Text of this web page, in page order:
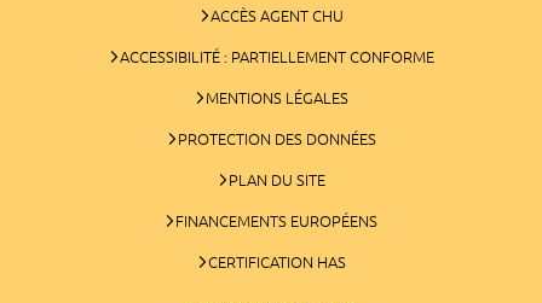
ACCÈS AGENT CHU
ACCESSIBILITÉ : PARTIELLEMENT CONFORME
MENTIONS LÉGALES
PROTECTION DES DONNÉES
PLAN DU SITE
FINANCEMENTS EUROPÉENS
CERTIFICATION HAS